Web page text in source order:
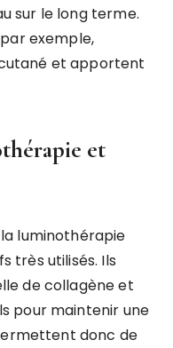
sur le long terme.
exemple,
et apportent
et
luminothérapie
très utilisés. Ils
de collagène et
pour maintenir une
donc de